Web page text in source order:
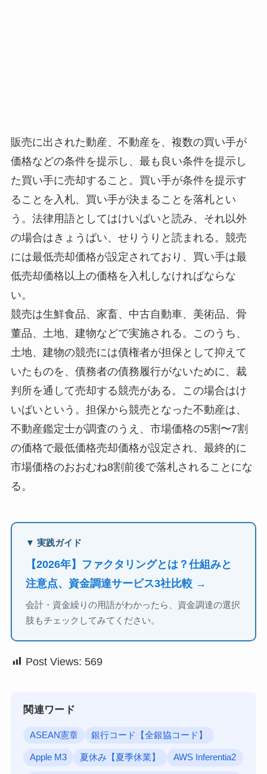
販売に出された動産、不動産を、複数の買い手が
価格などの条件を提示し、最も良い条件を提示し
た買い手に売却すること。買い手が条件を提示す
ることを入札、買い手が決まることを落札とい
う。法律用語としてはけいばいと読み、それ以外
の場合はきょうばい、せりうりと読まれる。競売
には最低売却価格が設定されており、買い手は最
低売却価格以上の価格を入札しなければならな
い。
競売は生鮮食品、家畜、中古自動車、美術品、骨
董品、土地、建物などで実施される。このうち、
土地、建物の競売には債権者が担保として抑えて
いたものを、債務者の債務履行がないために、裁
判所を通して売却する競売がある。この場合はけ
いばいという。担保から競売となった不動産は、
不動産鑑定士が調査のうえ、市場価格の5割〜7割
の価格で最低価格売却価格が設定され、最終的に
市場価格のおおむね8割前後で落札されることにな
る。
▼ 実践ガイド
【2026年】ファクタリングとは？仕組みと
注意点、資金調達サービス3社比較 →
会計・資金繰りの用語がわかったら、資金調達の選択
肢もチェックしてみてください。
Post Views: 569
関連ワード
ASEAN憲章 銀行コード【全銀協コード】
Apple M3 夏休み【夏季休業】 AWS Inferentia2